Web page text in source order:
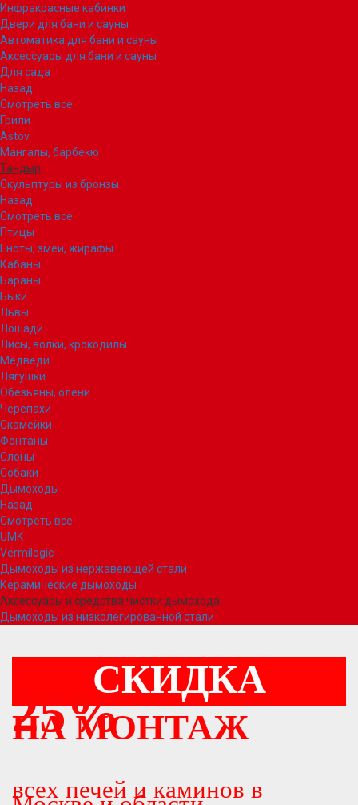
Инфракрасные кабинки
Двери для бани и сауны
Автоматика для бани и сауны
Аксессуары для бани и сауны
Для сада
Назад
Смотреть все
Грили
Astov
Мангалы, барбекю
Тандыр
Скульптуры из бронзы
Назад
Смотреть все
Птицы
Еноты, змеи, жирафы
Кабаны
Бараны
Быки
Львы
Лошади
Лисы, волки, крокодилы
Медведи
Лягушки
Обезьяны, олени
Черепахи
Скамейки
Фонтаны
Слоны
Собаки
Дымоходы
Назад
Смотреть все
UMK
Vermilogic
Дымоходы из нержавеющей стали
Керамические дымоходы
Аксессуары и средства чистки дымохода
Дымоходы из низколегированной стали
СКИДКА
25%
НА МОНТАЖ
всех печей и каминов в